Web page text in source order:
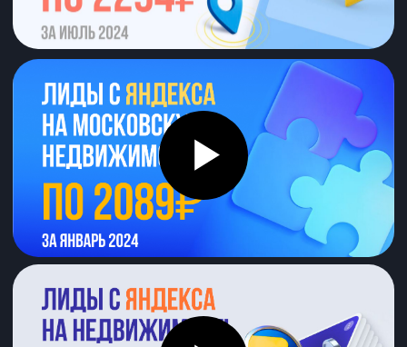
включите VPN или посмотрите кейсы
на нашем запасном канале по кнопке
ниже